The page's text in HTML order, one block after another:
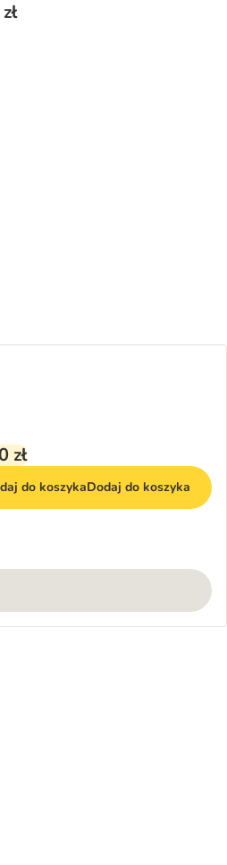
zł
do koszykaDodaj do koszyka